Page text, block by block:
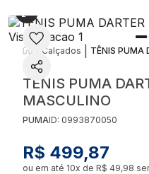
Calçados TÊNIS PUMA
TÊNIS PUMA
MASCULINO
PUMAID: 0993870050
R$ 499,87
ou em até 10x de R$ 49,98